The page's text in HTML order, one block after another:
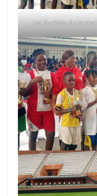
les lauréats du tournoi